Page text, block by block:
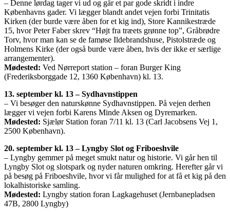
– Denne lørdag tager vi ud og går et par gode skridt i indre
Københavns gader. Vi lægger blandt andet vejen forbi Trinitatis
Kirken (der burde være åben for et kig ind), Store Kannikestræde
15, hvor Peter Faber skrev “Højt fra træets grønne top”, Gråbrødre
Torv, hvor man kan se de famøse Ildebrandshuse, Pistolstræde og
Holmens Kirke (der også burde være åben, hvis der ikke er særlige
arrangementer).
Mødested: Ved Nørreport station – foran Burger King
(Frederiksborggade 12, 1360 København) kl. 13.
13. september kl. 13 – Sydhavnstippen
– Vi besøger den naturskønne Sydhavnstippen. På vejen derhen
lægger vi vejen forbi Karens Minde Aksen og Dyremarken.
Mødested: Sjælør Station foran 7/11 kl. 13 (Carl Jacobsens Vej 1,
2500 København).
20. september kl. 13 – Lyngby Slot og Friboeshvile
– Lyngby gemmer på meget smukt natur og historie. Vi går hen til
Lyngby Slot og slotspark og nyder naturen omkring. Herefter går vi
på besøg på Friboeshvile, hvor vi får mulighed for at få et kig på den
lokalhistoriske samling.
Mødested: Lyngby station foran Lagkagehuset (Jernbanepladsen
47B, 2800 Lyngby)